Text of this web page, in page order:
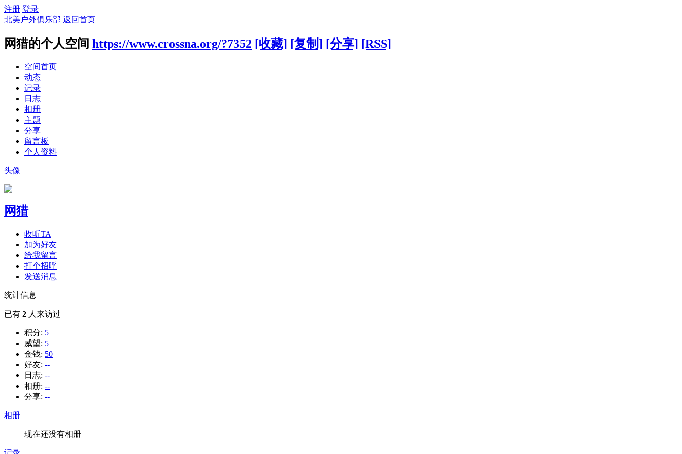
注册 登录
北美户外俱乐部 返回首页
网猎的个人空间 https://www.crossna.org/?7352 [收藏] [复制] [分享] [RSS]
空间首页
动态
记录
日志
相册
主题
分享
留言板
个人资料
头像
网猎
收听TA
加为好友
给我留言
打个招呼
发送消息
统计信息
已有 2 人来访过
积分: 5
威望: 5
金钱: 50
好友: --
日志: --
相册: --
分享: --
相册
现在还没有相册